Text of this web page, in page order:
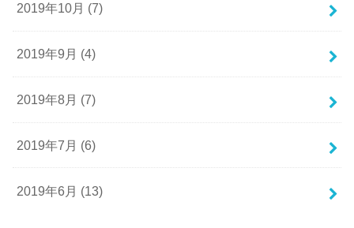
2019年10月 (7)
2019年9月 (4)
2019年8月 (7)
2019年7月 (6)
2019年6月 (13)